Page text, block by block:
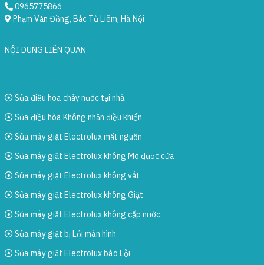
0965775866
Phạm Văn Đồng, Bắc Từ Liêm, Hà Nội
NỘI DUNG LIÊN QUAN
Sửa điều hòa chảy nước tại nhà
Sửa điều hòa Không nhận điều khiển
Sửa máy giặt Electrolux mất nguồn
Sửa máy giặt Electrolux không Mở được cửa
Sửa máy giặt Electrolux không vắt
Sửa máy giặt Electrolux không Giặt
Sửa máy giặt Electrolux không cấp nước
Sửa máy giặt bị Lỗi màn hình
Sửa máy giặt Electrolux báo Lỗi